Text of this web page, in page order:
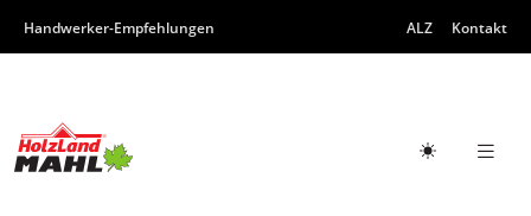
Handwerker-Empfehlungen ALZ Kontakt
Hellmodus